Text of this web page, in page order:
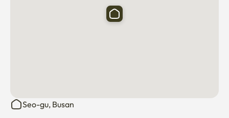
（被褥、地毯污染洗涤费:50000 韩元/无法使用被褥地毯
禁止音乐声、高声放歌等中间噪音
Seo-gu, Busan